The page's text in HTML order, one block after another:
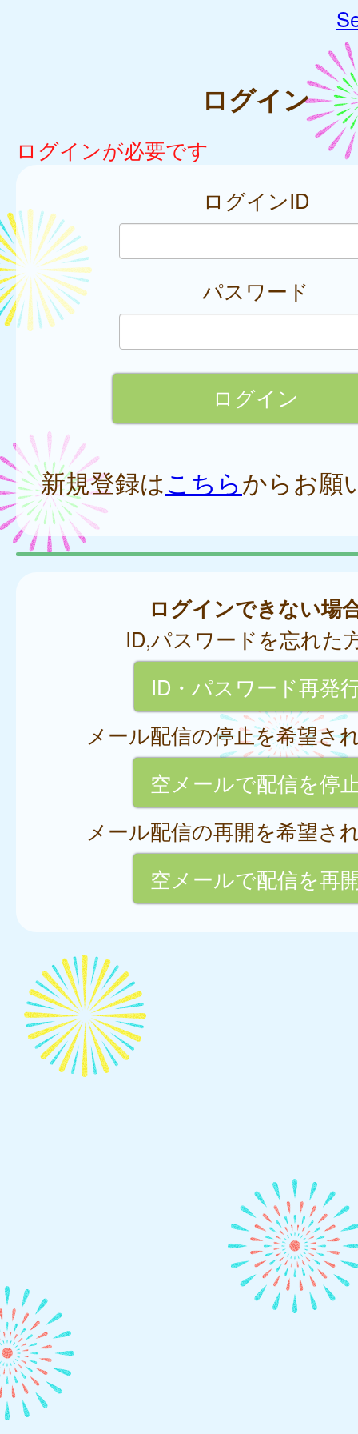
ログイン
ログインが必要です
ログインID
パスワード
新規登録はこちらからお願
ログインできない場
ID,パスワードを忘れた
ID・パスワード再発
メール配信の停止を希望さ
空メールで配信を停
メール配信の再開を希望さ
空メールで配信を再